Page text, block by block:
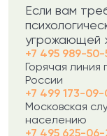
Если вам
угрожающей
+7 495 989-50-
Горячая
России
+7 499 173-09-
Московская
населению
+7 495 625-